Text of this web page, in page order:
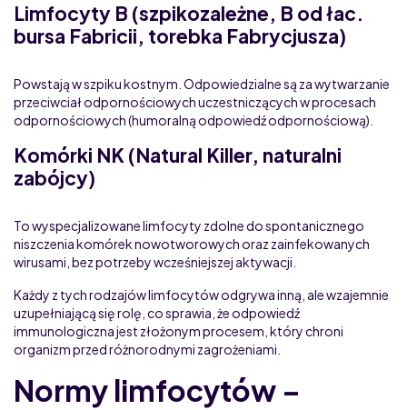
Limfocyty B (szpikozależne, B od łac.
bursa Fabricii, torebka Fabrycjusza)
Powstają w szpiku kostnym. Odpowiedzialne są za wytwarzanie
przeciwciał odpornościowych uczestniczących w procesach
odpornościowych (humoralną odpowiedź odpornościową).
Komórki NK (Natural Killer, naturalni
zabójcy)
To wyspecjalizowane limfocyty zdolne do spontanicznego
niszczenia komórek nowotworowych oraz zainfekowanych
wirusami, bez potrzeby wcześniejszej aktywacji.
Każdy z tych rodzajów limfocytów odgrywa inną, ale wzajemnie
uzupełniającą się rolę, co sprawia, że odpowiedź
immunologiczna jest złożonym procesem, który chroni
organizm przed różnorodnymi zagrożeniami.
Normy limfocytów –